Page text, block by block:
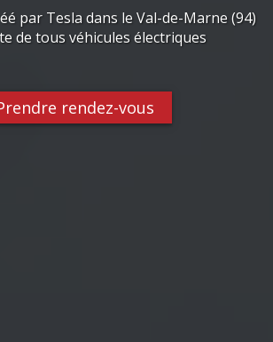
par Tesla dans le Val-de-Marne (94)
de tous véhicules électriques
rendez-vous